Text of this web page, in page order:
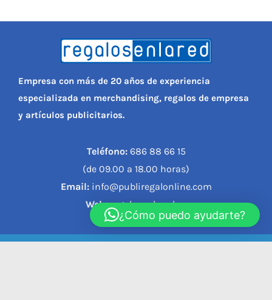
Empresa con más de 20 años de experiencia
especializada en merchandising, regalos de empresa
y artículos publicitarios.
Teléfono:686 88 66 15
(de 09.00 a 18.00 horas)
Email:info@publiregalonline.com
Web:regalosenlared.es
¿Cómo puedo ayudarte?